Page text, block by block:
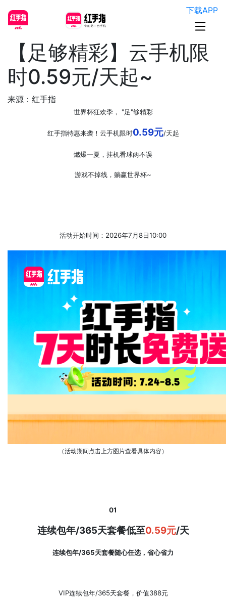
下载APP
【足够精彩】云手机限
时0.59元/天起~
来源：红手指
世界杯狂欢季， "足"够精彩
红手指特惠来袭！云手机限时0.59元/天起
燃爆一夏，挂机看球两不误
游戏不掉线，躺赢世界杯~
活动开始时间：2026年7月8日10:00
（活动期间点击上方图片查看具体内容）
01
连续包年/365天套餐低至0.59元/天
连续包年/365天套餐随心任选，省心省力
VIP连续包年/365天套餐，价值388元